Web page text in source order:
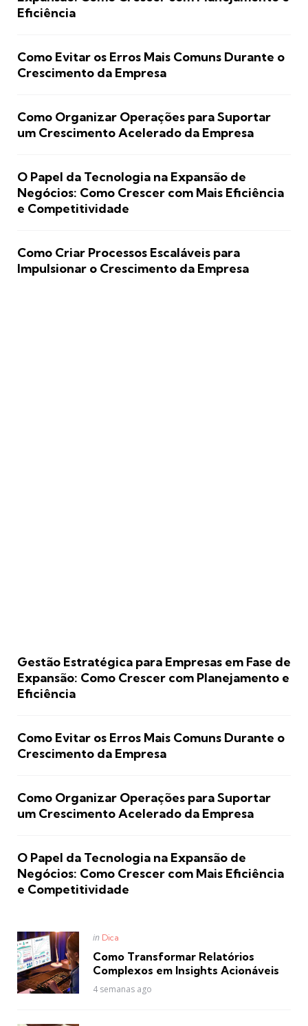
Eficiência
Como Evitar os Erros Mais Comuns Durante o
Crescimento da Empresa
Como Organizar Operações para Suportar
um Crescimento Acelerado da Empresa
O Papel da Tecnologia na Expansão de
Negócios: Como Crescer com Mais Eficiência
e Competitividade
Como Criar Processos Escaláveis para
Impulsionar o Crescimento da Empresa
Gestão Estratégica para Empresas em Fase de
Expansão: Como Crescer com Planejamento e
Eficiência
Como Evitar os Erros Mais Comuns Durante o
Crescimento da Empresa
Como Organizar Operações para Suportar
um Crescimento Acelerado da Empresa
O Papel da Tecnologia na Expansão de
Negócios: Como Crescer com Mais Eficiência
e Competitividade
Posted
in Dica
Como Transformar Relatórios
Complexos em Insights Acionáveis
4 semanas ago